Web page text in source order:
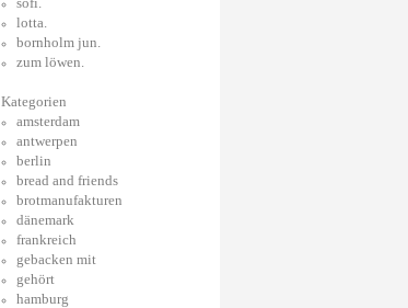
lotta.
bornholm jun.
zum löwen.
Kategorien
amsterdam
antwerpen
berlin
bread and friends
brotmanufakturen
dänemark
frankreich
gebacken mit
gehört
hamburg